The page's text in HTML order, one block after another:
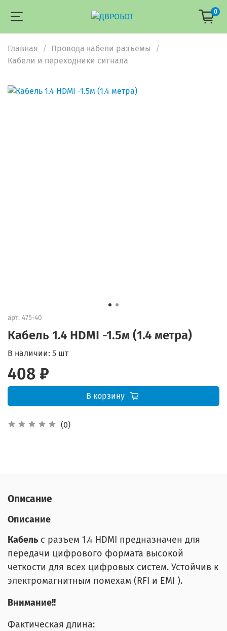
0
Главная
Провода кабели разъемы
Кабели и переходники сигнала
арт. 475-40
Кабель 1.4 HDMI -1.5м (1.4 метра)
(0)
В наличии: 5 шт
408 ₽
В корзину
Описание
Описание
Кабель с разъем 1.4 HDMI предназначен для
передачи цифрового формата высокой
четкости для всех цифровых систем. Устойчив к
электромагнитным помехам (RFI и EMI ).
Внимание!!
Фактическая длина: